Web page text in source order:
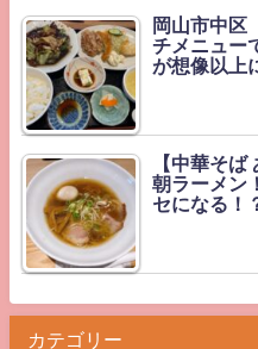
岡山市中区
チメニュー
が想像以上
【中華そ
朝ラーメン
セになる！
カテゴリー